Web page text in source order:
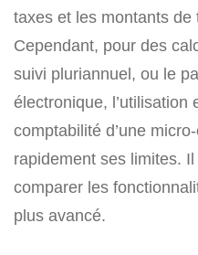
taxes et les montants de
Cependant, pour des
suivi pluriannuel, ou le
électronique, l’utilisation
comptabilité d’une
rapidement ses limites.
comparer les
plus avancé.